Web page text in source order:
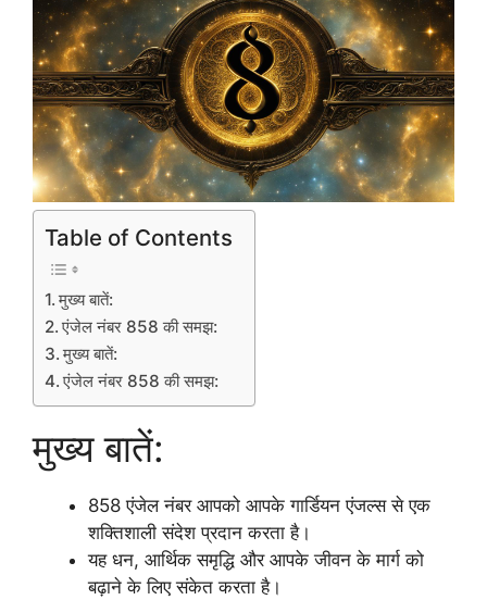
Table of Contents
मुख्य बातें:
एंजेल नंबर 858 की समझ:
मुख्य बातें:
एंजेल नंबर 858 की समझ:
मुख्य बातें:
858 एंजेल नंबर आपको आपके गार्डियन एंजल्स से एक
शक्तिशाली संदेश प्रदान करता है।
यह धन, आर्थिक समृद्धि और आपके जीवन के मार्ग को
बढ़ाने के लिए संकेत करता है।